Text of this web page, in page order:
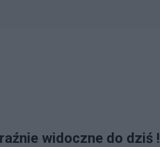
widoczne do dziś !